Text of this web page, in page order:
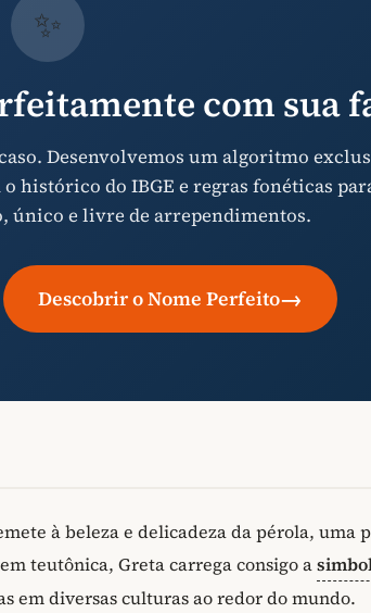
✨
com sua
Desenvolvemos um algoritmo
histórico do IBGE e regras fonéticas
único e livre de arrependimentos.
Descobrir o Nome Perfeito→
à beleza e delicadeza da pérola, uma
teutônica, Greta carrega consigo a
em diversas culturas ao redor do mundo.